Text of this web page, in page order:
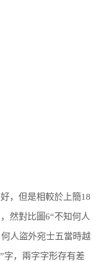
，但是相較於上簡18
然對比圖6“不知何人
人盜外宛士五當時越
字，兩字字形存有差